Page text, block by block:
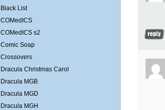
Black List
COMedICS
COMedICS s2
Comic Soap
Crossovers
Dracula Christmas Carol
Dracula MGB
Dracula MGD
Dracula MGH